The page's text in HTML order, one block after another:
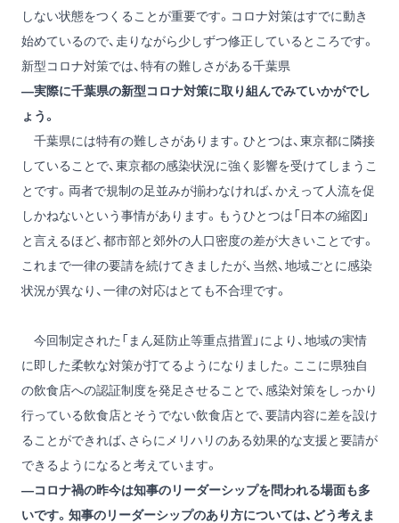
しない状態をつくることが重要です。コロナ対策はすでに動き
始めているので、走りながら少しずつ修正しているところです。
新型コロナ対策では、特有の難しさがある千葉県
―実際に千葉県の新型コロナ対策に取り組んでみていかがでし
ょう。
千葉県には特有の難しさがあります。ひとつは、東京都に隣接
していることで、東京都の感染状況に強く影響を受けてしまうこ
とです。両者で規制の足並みが揃わなければ、かえって人流を促
しかねないという事情があります。もうひとつは「日本の縮図」
と言えるほど、都市部と郊外の人口密度の差が大きいことです。
これまで一律の要請を続けてきましたが、当然、地域ごとに感染
状況が異なり、一律の対応はとても不合理です。
今回制定された「まん延防止等重点措置」により、地域の実情
に即した柔軟な対策が打てるようになりました。ここに県独自
の飲食店への認証制度を発足させることで、感染対策をしっかり
行っている飲食店とそうでない飲食店とで、要請内容に差を設け
ることができれば、さらにメリハリのある効果的な支援と要請が
できるようになると考えています。
―コロナ禍の昨今は知事のリーダーシップを問われる場面も多
いです。知事のリーダーシップのあり方については、どう考えま